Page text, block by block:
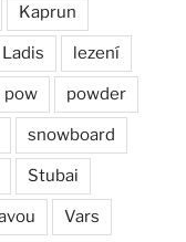
Kaprun
Ladis lezení
pow powder
snowboard
Stubai
Vars